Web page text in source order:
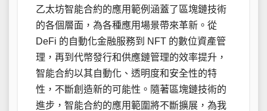
乙太坊智能合約的應用範例涵蓋了區塊鏈技術
的各個層面，為各種應用場景帶來革新。從
DeFi 的自動化金融服務到 NFT 的數位資產管
理，再到代幣發行和供應鏈管理的效率提升，
智能合約以其自動化、透明度和安全性的特
性，不斷創造新的可能性。隨著區塊鏈技術的
進步，智能合約的應用範圍將不斷擴展，為我